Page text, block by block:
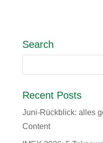
Search
Recent Posts
Juni-Rückblick: alles
Content